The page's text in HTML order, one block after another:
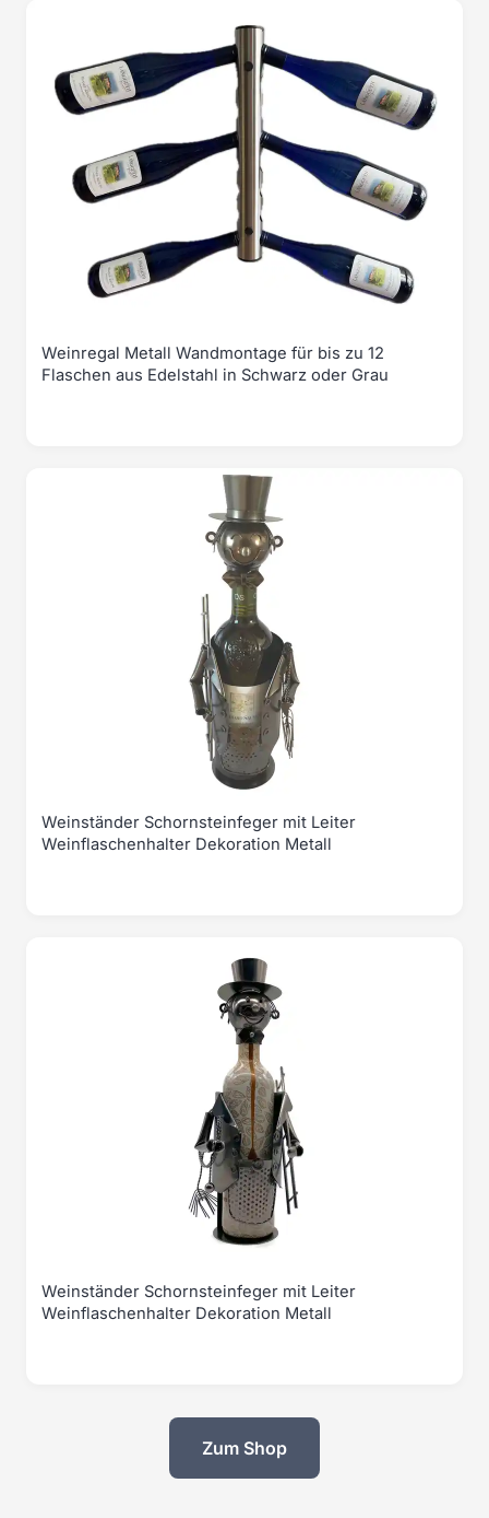
Weinregal Metall Wandmontage für bis zu 12
Flaschen aus Edelstahl in Schwarz oder Grau
Weinständer Schornsteinfeger mit Leiter
Weinflaschenhalter Dekoration Metall
Weinständer Schornsteinfeger mit Leiter
Weinflaschenhalter Dekoration Metall
Zum Shop